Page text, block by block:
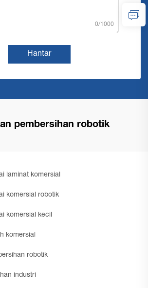
0/1000
Hantar
pembersihan robotik
laminat komersial
komersial robotik
komersial kecil
komersial
robotik
industri